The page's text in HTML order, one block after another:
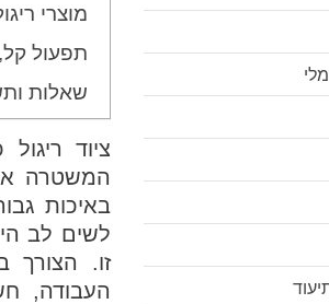
מוצרי
תפעול קל,
שאלות
ציוד
המשטרה או
באיכות
לשים לב
זו. הצורך
העבודה,